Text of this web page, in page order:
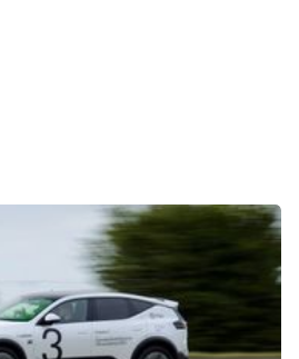
Impressum